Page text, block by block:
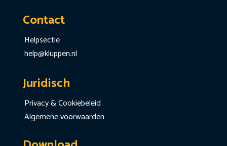
Contact
Helpsectie
help@kluppen.nl
Juridisch
Privacy & Cookiebeleid
Algemene voorwaarden